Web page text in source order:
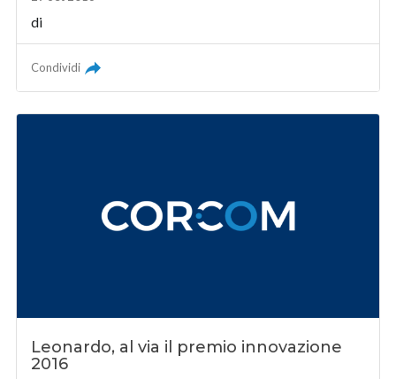
di
Condividi
Leonardo, al via il premio innovazione
2016